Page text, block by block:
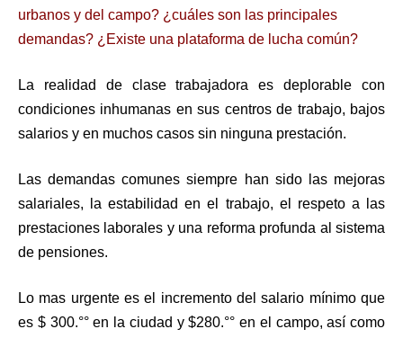
urbanos y del campo? ¿cuáles son las principales
demandas? ¿Existe una plataforma de lucha común?
La realidad de clase trabajadora es deplorable con
condiciones inhumanas en sus centros de trabajo, bajos
salarios y en muchos casos sin ninguna prestación.
Las demandas comunes siempre han sido las mejoras
salariales, la estabilidad en el trabajo, el respeto a las
prestaciones laborales y una reforma profunda al sistema
de pensiones.
Lo mas urgente es el incremento del salario mínimo que
es $ 300.°° en la ciudad y $280.°° en el campo, así como